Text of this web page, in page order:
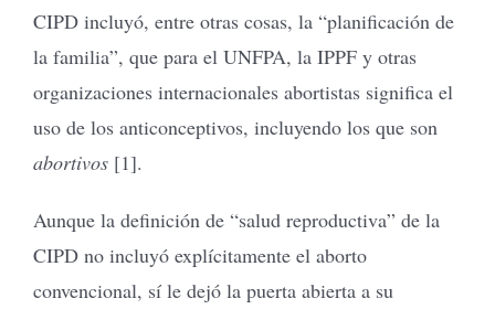
CIPD incluyó, entre otras cosas, la “planificación de
la familia”, que para el UNFPA, la IPPF y otras
organizaciones internacionales abortistas significa el
uso de los anticonceptivos, incluyendo los que son
abortivos [1].
Aunque la definición de “salud reproductiva” de la
CIPD no incluyó explícitamente el aborto
convencional, sí le dejó la puerta abierta a su